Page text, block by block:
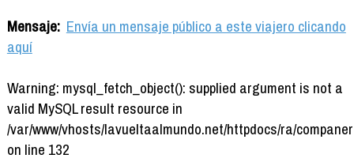
Mensaje: Envía un mensaje público a este viajero clicando
aquí
Warning: mysql_fetch_object(): supplied argument is not a
valid MySQL result resource in
/var/www/vhosts/lavueltaalmundo.net/httpdocs/ra/
on line 132